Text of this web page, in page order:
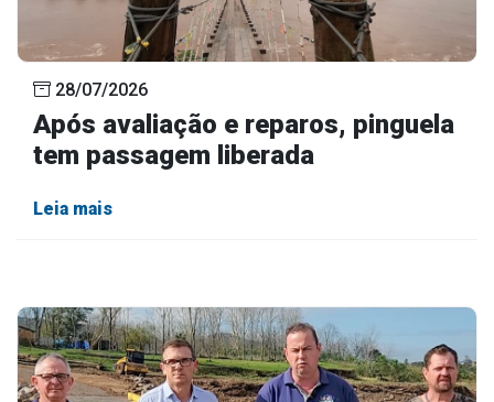
28/07/2026
Após avaliação e reparos, pinguela
tem passagem liberada
Leia mais